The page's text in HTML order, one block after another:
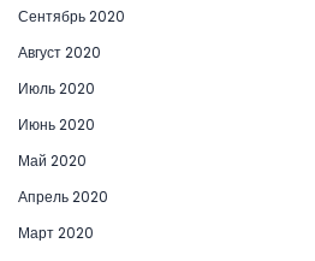
Сентябрь 2020
Август 2020
Июль 2020
Июнь 2020
Май 2020
Апрель 2020
Март 2020